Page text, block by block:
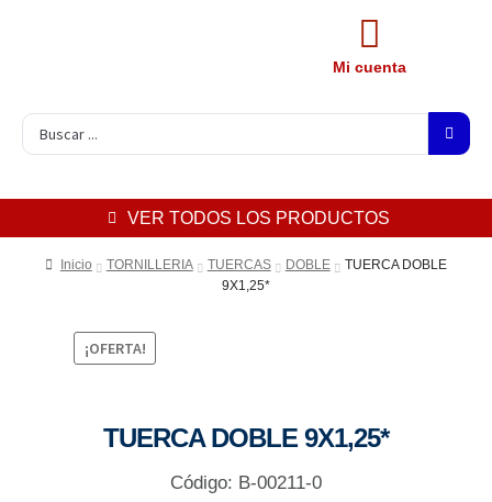
Mi cuenta
VER TODOS LOS PRODUCTOS
Inicio TORNILLERIA TUERCAS DOBLE
TUERCA DOBLE
9X1,25*
¡OFERTA!
TUERCA DOBLE 9X1,25*
Código: B-00211-0